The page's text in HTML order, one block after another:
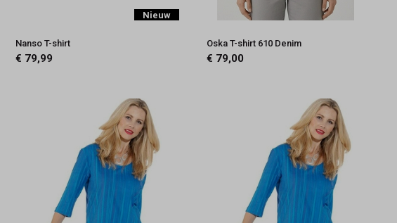
Nieuw
Nanso T-shirt
€ 79,99
Oska T-shirt 610 Denim
€ 79,00